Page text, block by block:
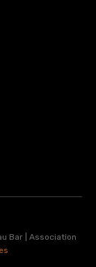
Bar | Association